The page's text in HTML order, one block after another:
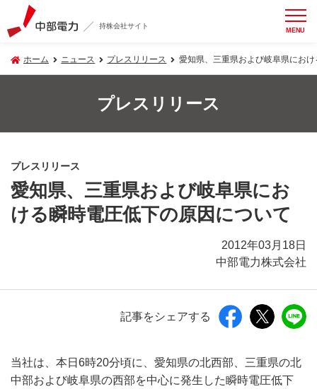
持株会社サイト MENU
ホーム ニュース プレスリリース 愛知県、三重県および岐阜県にお
プレスリリース
プレスリリース
愛知県、三重県および岐阜県にお
ける瞬時電圧低下の原因について
2012年03月18日
中部電力株式会社
記事をシェアする
当社は、本日6時20分頃に、愛知県の北西部、三重県の北
中部および岐阜県の西部を中心に発生した瞬時電圧低下